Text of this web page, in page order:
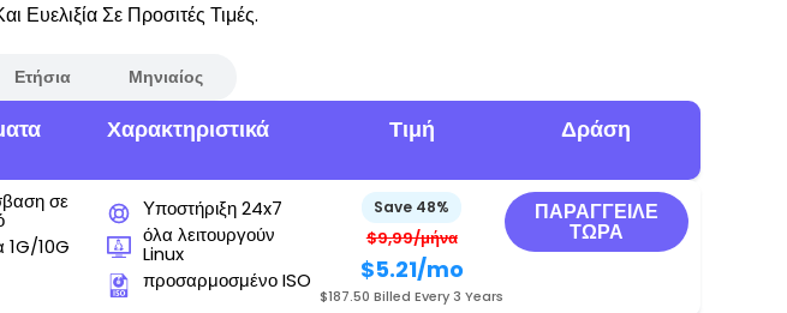
Σε Προσιτές Τιμές.
Ετήσια Μηνιαίος
Χαρακτηριστικά Τιμή Δράση
σε
10G
Υποστήριξη 24x7
όλα λειτουργούν
Linux
προσαρμοσμένο ISO
Save 48%
$9,99/μήνα
$5.21/mo
$187.50 Billed Every 3 Years
ΠΑΡΆΓΓΕΙΛΕ
ΤΏΡΑ